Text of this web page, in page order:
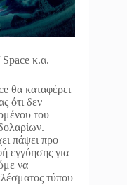
κ.α.
θα καταφέρει
ότι δεν
του
πάψει προ
εγγύησης για
να
τύπου